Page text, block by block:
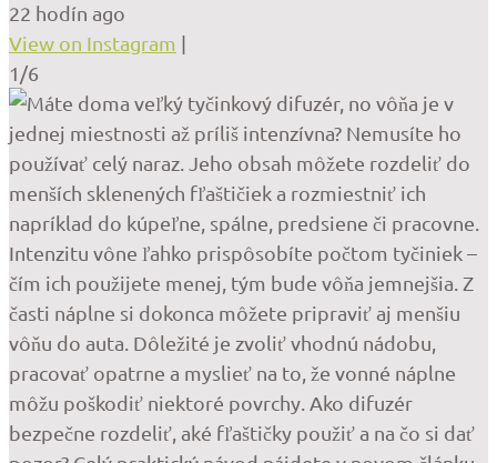
22 hodín ago
View on Instagram |
1/6